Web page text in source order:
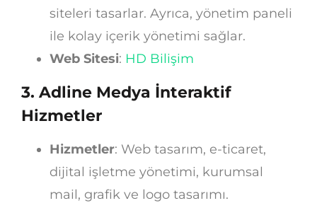
siteleri tasarlar. Ayrıca, yönetim paneli
ile kolay içerik yönetimi sağlar.
Web Sitesi: HD Bilişim
3. Adline Medya İnteraktif
Hizmetler
Hizmetler: Web tasarım, e-ticaret,
dijital işletme yönetimi, kurumsal
mail, grafik ve logo tasarımı.